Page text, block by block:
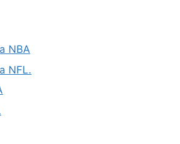
NBA
NFL.